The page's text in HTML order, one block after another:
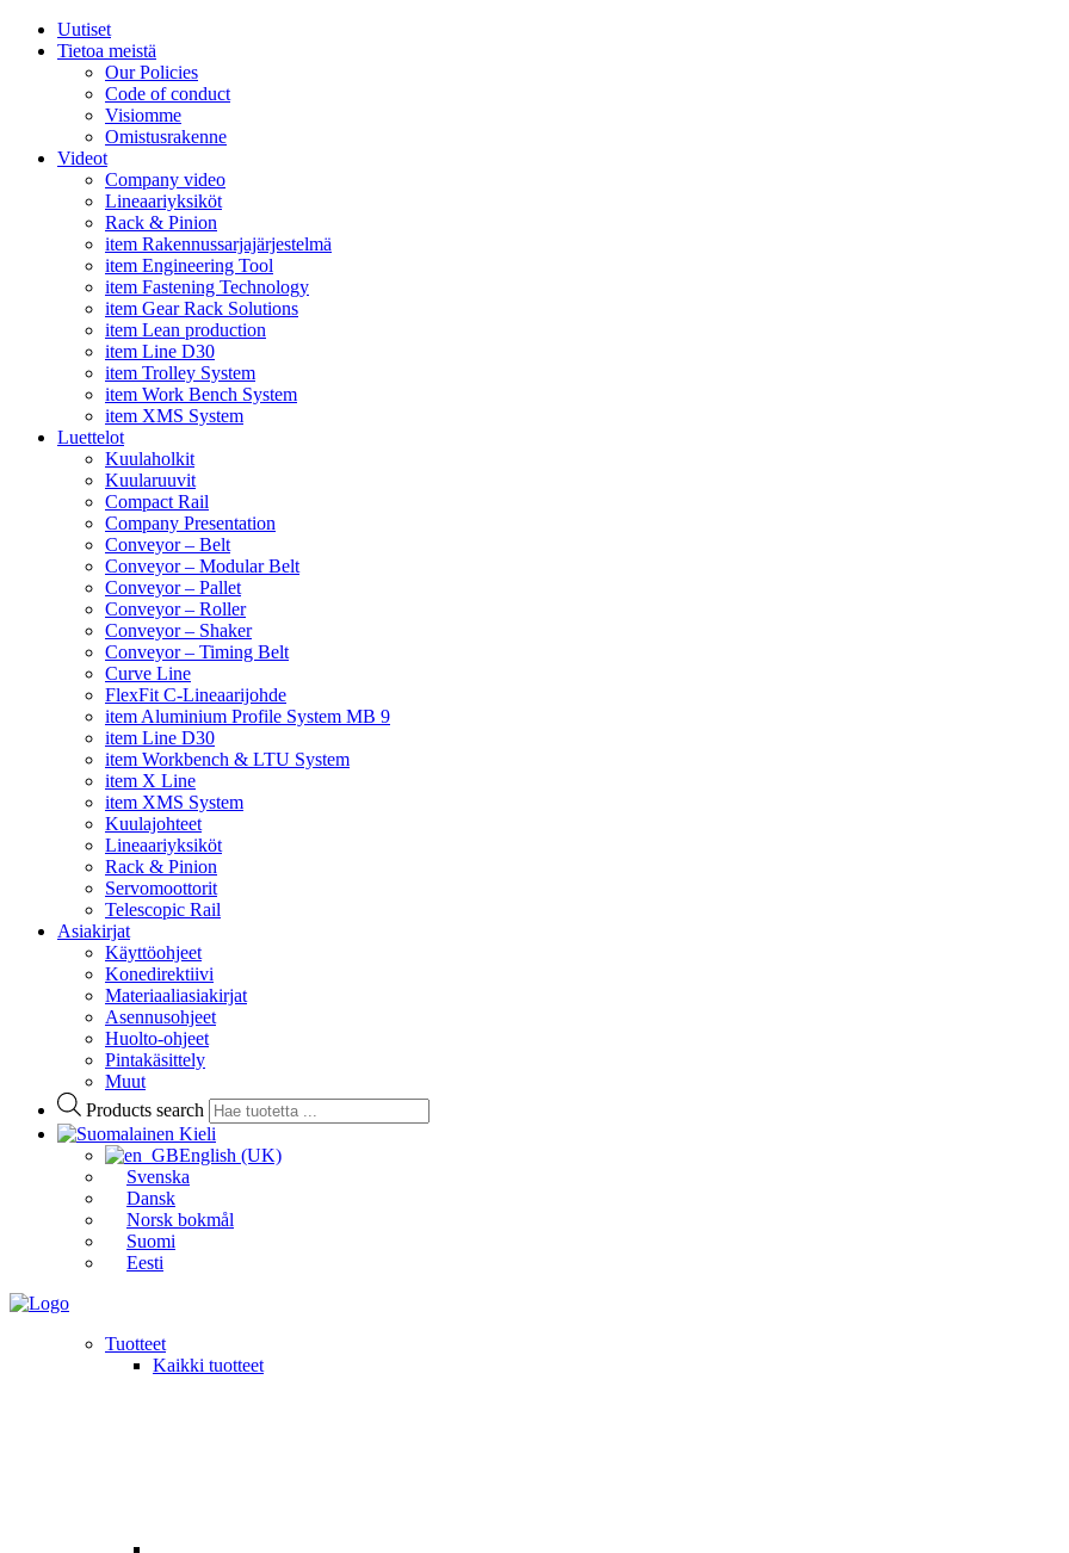
Uutiset
Tietoa meistä
Our Policies
Code of conduct
Visiomme
Omistusrakenne
Videot
Company video
Lineaariyksiköt
Rack & Pinion
item Rakennussarjajärjestelmä
item Engineering Tool
item Fastening Technology
item Gear Rack Solutions
item Lean production
item Line D30
item Trolley System
item Work Bench System
item XMS System
Luettelot
Kuulaholkit
Kuularuuvit
Compact Rail
Company Presentation
Conveyor – Belt
Conveyor – Modular Belt
Conveyor – Pallet
Conveyor – Roller
Conveyor – Shaker
Conveyor – Timing Belt
Curve Line
FlexFit C-Lineaarijohde
item Aluminium Profile System MB 9
item Line D30
item Workbench & LTU System
item X Line
item XMS System
Kuulajohteet
Lineaariyksiköt
Rack & Pinion
Servomoottorit
Telescopic Rail
Asiakirjat
Käyttöohjeet
Konedirektiivi
Materiaaliasiakirjat
Asennusohjeet
Huolto-ohjeet
Pintakäsittely
Muut
Products search
Kieli
English (UK)
Svenska
Dansk
Norsk bokmål
Suomi
Eesti
Tuotteet
Kaikki tuotteet